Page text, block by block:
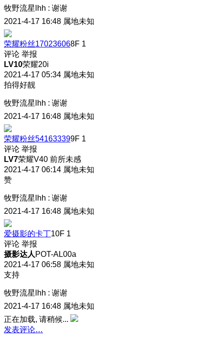
牧野流星lhh : 谢谢
2021-4-17 16:48 属地未知
荣耀粉丝170236068F 1
评论 举报
LV10荣耀20i
2021-4-17 05:34 属地未知
拍得好靓
牧野流星lhh : 谢谢
2021-4-17 16:48 属地未知
荣耀粉丝541633399F 1
评论 举报
LV7荣耀V40 前所未感
2021-4-17 06:14 属地未知
赞
牧野流星lhh : 谢谢
2021-4-17 16:48 属地未知
爱摄影的卡丁10F 1
评论 举报
摄影达人 POT-AL00a
2021-4-17 06:58 属地未知
支持
牧野流星lhh : 谢谢
2021-4-17 16:48 属地未知
正在加载, 请稍候...
发表评论…